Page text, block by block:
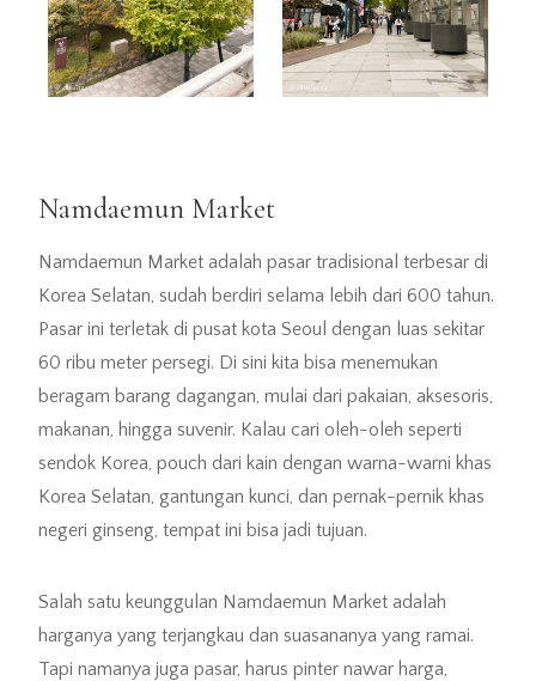
Namdaemun Market
Namdaemun Market adalah pasar tradisional terbesar di
Korea Selatan, sudah berdiri selama lebih dari 600 tahun.
Pasar ini terletak di pusat kota Seoul dengan luas sekitar
60 ribu meter persegi. Di sini kita bisa menemukan
beragam barang dagangan, mulai dari pakaian, aksesoris,
makanan, hingga suvenir. Kalau cari oleh-oleh seperti
sendok Korea, pouch dari kain dengan warna-warni khas
Korea Selatan, gantungan kunci, dan pernak-pernik khas
negeri ginseng, tempat ini bisa jadi tujuan.
Salah satu keunggulan Namdaemun Market adalah
harganya yang terjangkau dan suasananya yang ramai.
Tapi namanya juga pasar, harus pinter nawar harga,